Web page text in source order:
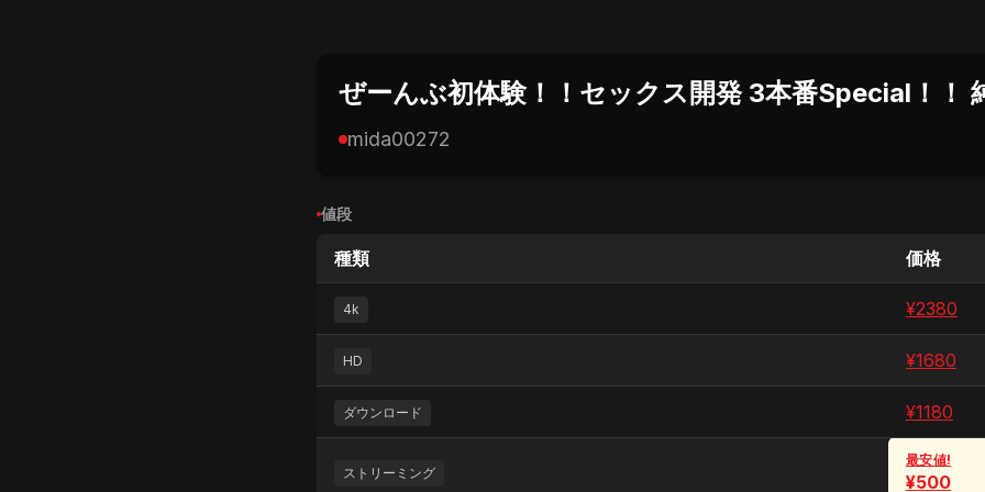
ぜーんぶ初体験！！セックス開発 3本番Special！！
mida00272
値段
種類 価格
4k ¥2380
HD ¥1680
ダウンロード ¥1180
ストリーミング
最安値!
¥500